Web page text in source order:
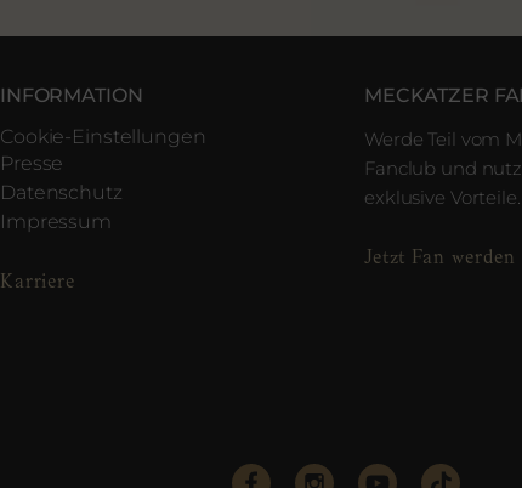
INFORMATION
Cookie-Einstellungen
Presse
Datenschutz
Impressum
Karriere
MECKATZER
Werde Teil vom
Fanclub und
exklusive Vorteile.
Jetzt Fan werden